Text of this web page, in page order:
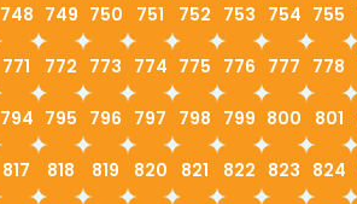
748 749 750 751 752 753 754 755
771 772 773 774 775 776 777 778
794 795 796 797 798 799 800 801
817 818 819 820 821 822 823 824